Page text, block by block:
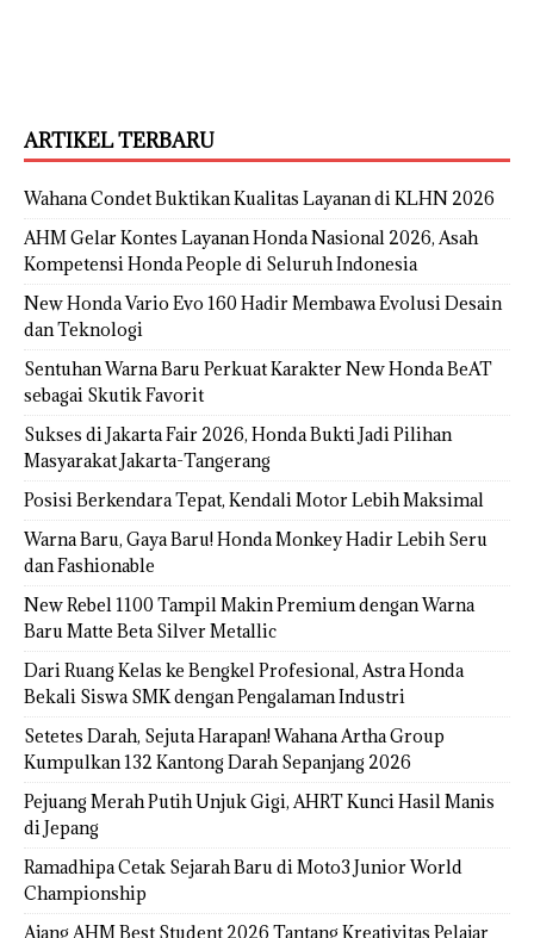
ARTIKEL TERBARU
Wahana Condet Buktikan Kualitas Layanan di KLHN 2026
AHM Gelar Kontes Layanan Honda Nasional 2026, Asah
Kompetensi Honda People di Seluruh Indonesia
New Honda Vario Evo 160 Hadir Membawa Evolusi Desain
dan Teknologi
Sentuhan Warna Baru Perkuat Karakter New Honda BeAT
sebagai Skutik Favorit
Sukses di Jakarta Fair 2026, Honda Bukti Jadi Pilihan
Masyarakat Jakarta-Tangerang
Posisi Berkendara Tepat, Kendali Motor Lebih Maksimal
Warna Baru, Gaya Baru! Honda Monkey Hadir Lebih Seru
dan Fashionable
New Rebel 1100 Tampil Makin Premium dengan Warna
Baru Matte Beta Silver Metallic
Dari Ruang Kelas ke Bengkel Profesional, Astra Honda
Bekali Siswa SMK dengan Pengalaman Industri
Setetes Darah, Sejuta Harapan! Wahana Artha Group
Kumpulkan 132 Kantong Darah Sepanjang 2026
Pejuang Merah Putih Unjuk Gigi, AHRT Kunci Hasil Manis
di Jepang
Ramadhipa Cetak Sejarah Baru di Moto3 Junior World
Championship
Ajang AHM Best Student 2026 Tantang Kreativitas Pelajar